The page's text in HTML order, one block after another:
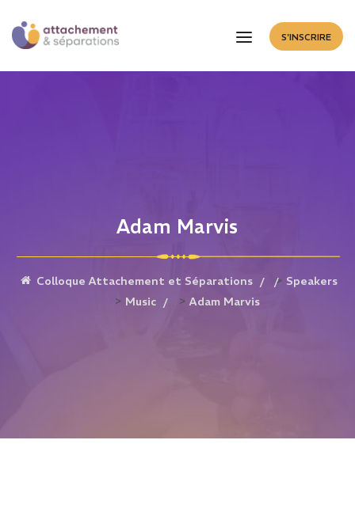
S'INSCRIRE
Adam Marvis
Colloque Attachement et Séparations > Speakers
> Music > Adam Marvis